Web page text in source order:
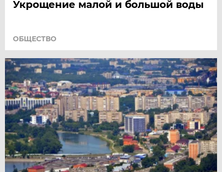
Укрощение малой и большой воды
ОБЩЕСТВО